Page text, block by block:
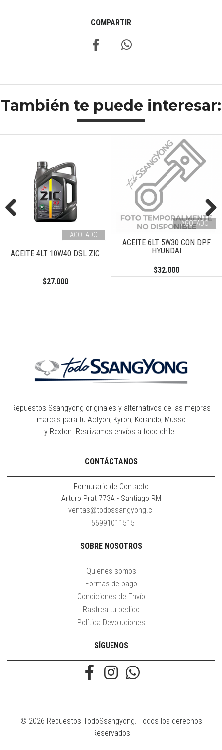
COMPARTIR
También te puede interesar:
AGOTADO
ACEITE 4LT 10W40 DSL ZIC
$27.000
AGOTADO
ACEITE 6LT 5W30 CON DPF
HYUNDAI
$32.000
Repuestos Ssangyong originales y alternativos de las mejoras
marcas para tu Actyon, Kyron, Korando, Musso
y Rexton. Realizamos envíos a todo chile!
CONTÁCTANOS
Formulario de Contacto
Arturo Prat 773A - Santiago RM
ventas@todossangyong.cl
+56991011515
SOBRE NOSOTROS
Quienes somos
Formas de pago
Condiciones de Envío
Rastrea tu pedido
Política Devoluciones
SÍGUENOS
© 2026 Repuestos TodoSsangyong. Todos los derechos
Reservados